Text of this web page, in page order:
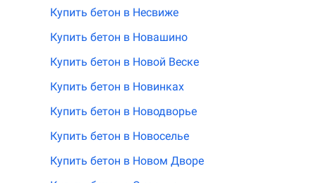
Купить бетон в Несвиже
Купить бетон в Новашино
Купить бетон в Новой Веске
Купить бетон в Новинках
Купить бетон в Новодворье
Купить бетон в Новоселье
Купить бетон в Новом Дворе